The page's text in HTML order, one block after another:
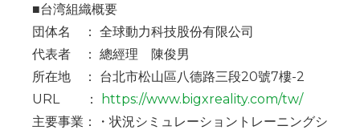
■台湾組織概要
団体名 ： 全球動力科技股份有限公司
代表者 ： 總經理 陳俊男
所在地 ： 台北市松山區八德路三段20號7樓-2
URL ：
https://www.bigxreality.com/tw/
主要事業：・状況シミュレーショントレーニングシ